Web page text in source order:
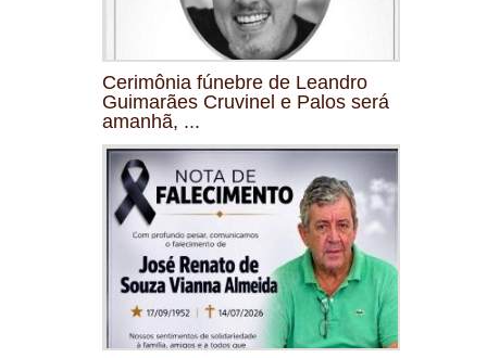
Cerimônia fúnebre de Leandro
Guimarães Cruvinel e Palos será
amanhã, ...